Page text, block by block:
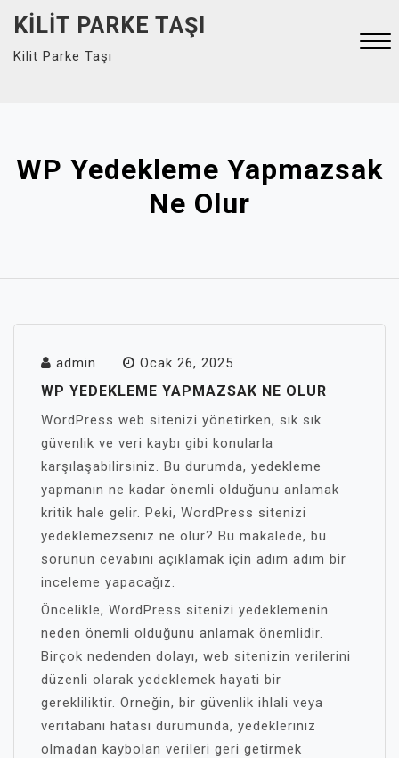
content
KILIT PARKE TAŞI
Kilit Parke Taşı
WP Yedekleme Yapmazsak
Ne Olur
admin Ocak 26, 2025
WP YEDEKLEME YAPMAZSAK NE OLUR
WordPress web sitenizi yönetirken, sık sık
güvenlik ve veri kaybı gibi konularla
karşılaşabilirsiniz. Bu durumda, yedekleme
yapmanın ne kadar önemli olduğunu anlamak
kritik hale gelir. Peki, WordPress sitenizi
yedeklemezseniz ne olur? Bu makalede, bu
sorunun cevabını açıklamak için adım adım bir
inceleme yapacağız.
Öncelikle, WordPress sitenizi yedeklemenin
neden önemli olduğunu anlamak önemlidir.
Birçok nedenden dolayı, web sitenizin verilerini
düzenli olarak yedeklemek hayati bir
gerekliliktir. Örneğin, bir güvenlik ihlali veya
veritabanı hatası durumunda, yedekleriniz
olmadan kaybolan verileri geri getirmek